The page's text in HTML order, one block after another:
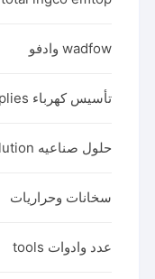
wadfow وادفو
تأسيس كهرباء electrical supplies
حلول صناعيه industry solution
سخانات وحراريات
عدد وادوات tools